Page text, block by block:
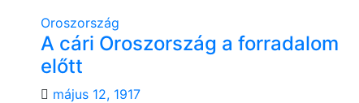
Oroszország
A cári Oroszország a forradalom
előtt
május 12, 1917